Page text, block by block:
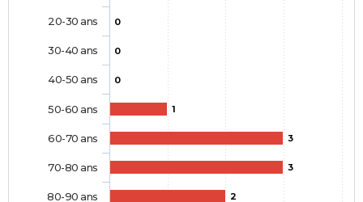
0
0
0
1
3
3
2
20-30 ans
30-40 ans
40-50 ans
50-60 ans
60-70 ans
70-80 ans
80-90 ans